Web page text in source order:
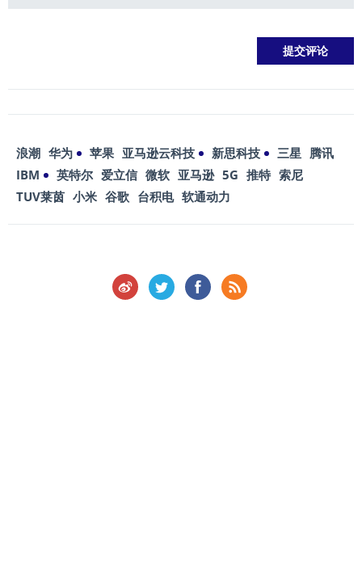
浪潮 华为 苹果 亚马逊云科技 新思科技 三星 腾讯
IBM
英特尔 爱立信 微软 亚马逊 5G 推特 索尼
TUV莱茵 小米 谷歌 台积电 软通动力